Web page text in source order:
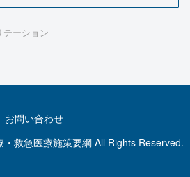
テーション
お問い合わせ
救急医療施策要綱 All Rights Reserved.